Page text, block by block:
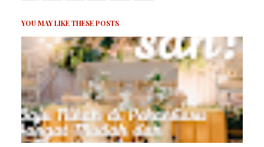
YOU MAY LIKE THESE POSTS